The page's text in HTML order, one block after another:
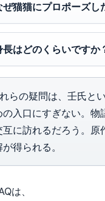
猫猫にプロポーズし
はどのくらいですか
らの疑問は、壬氏と
の入口にすぎない。
互に訪れるだろう。
得られる。
は、